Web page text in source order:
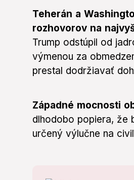
Teherán a
rozhovorov na
Trump odstúpil od
výmenou za
prestal dodržiavať
Západné mocnosti
dlhodobo popiera, že
určený výlučne na